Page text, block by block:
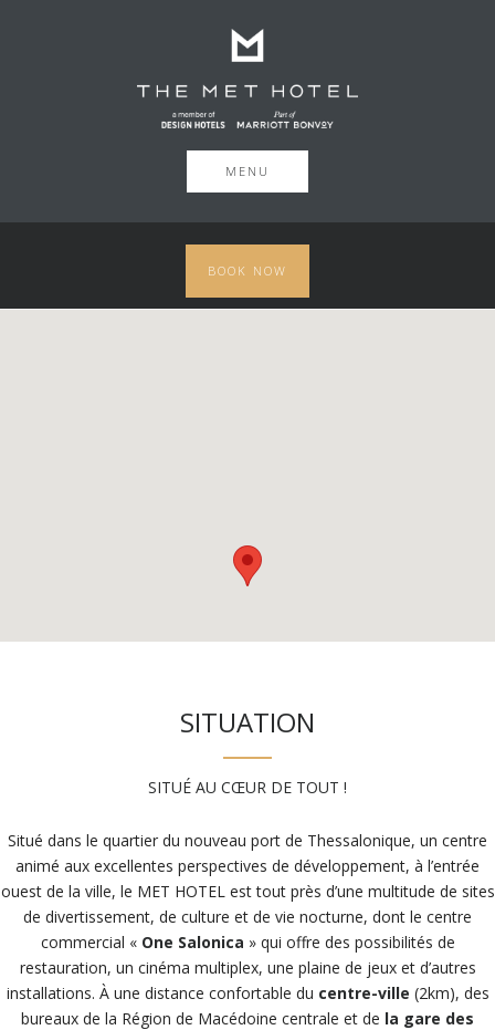
MENU
BOOK NOW
SITUATION
SITUÉ AU CŒUR DE TOUT !
Situé dans le quartier du nouveau port de Thessalonique, un centre
animé aux excellentes perspectives de développement, à l’entrée
ouest de la ville, le MET HOTEL est tout près d’une multitude de sites
de divertissement, de culture et de vie nocturne, dont le centre
commercial « One Salonica » qui offre des possibilités de
restauration, un cinéma multiplex, une plaine de jeux et d’autres
installations. À une distance confortable du centre-ville (2km), des
bureaux de la Région de Macédoine centrale et de la gare des